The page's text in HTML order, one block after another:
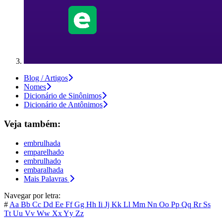
Blog / Artigos
Nomes
Dicionário de Sinônimos
Dicionário de Antônimos
Veja também:
embrulhada
emparelhado
embrulhado
embaralhada
Mais Palavras
Navegar por letra:
# Aa Bb Cc Dd Ee FfGg Hh Ii Jj Kk Ll Mm Nn Oo Pp Qq Rr Ss
Tt Uu Vv Ww XxYy Zz